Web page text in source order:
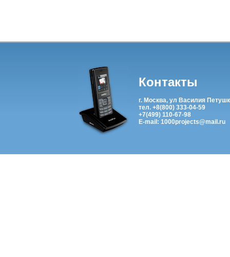
Контакты
г. Москва, ул Василия
тел. +8(800) 333-04-59
+7(499) 110-67-98
E-mail: 1000projects@mail.ru